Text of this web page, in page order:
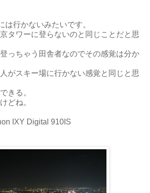
は行かないみたいです。
タワーに登らないのと同じことだと思
っちゃう田舎者なのでその感覚は分か
がスキー場に行かない感覚と同じと思
きる。
どね。
IXY Digital 910IS